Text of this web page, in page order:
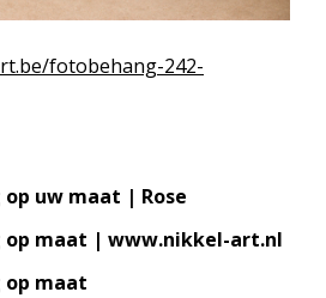
fotobehang-242-
uw maat | Rose
op maat | www.nikkel-art.nl
op maat